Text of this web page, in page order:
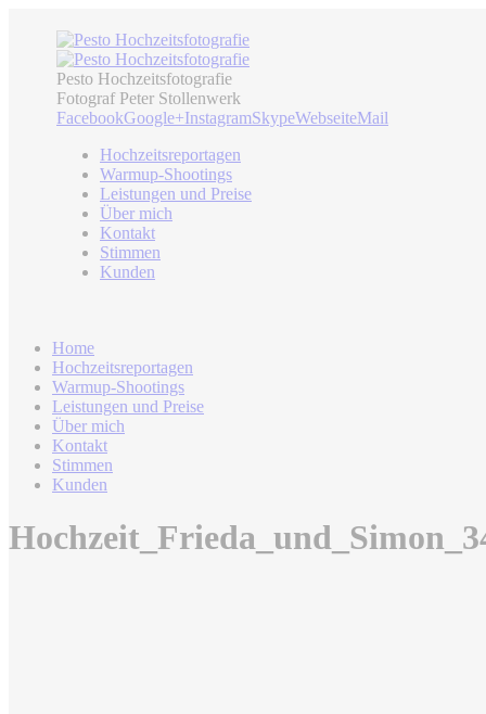
Pesto Hochzeitsfotografie
Fotograf Peter Stollenwerk
FacebookGoogle+InstagramSkypeWebseiteMail
Hochzeitsreportagen
Warmup-Shootings
Leistungen und Preise
Über mich
Kontakt
Stimmen
Kunden
Home
Hochzeitsreportagen
Warmup-Shootings
Leistungen und Preise
Über mich
Kontakt
Stimmen
Kunden